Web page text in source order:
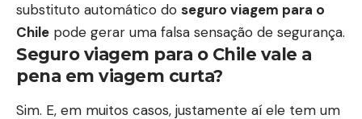
substituto automático do seguro viagem para o
Chile pode gerar uma falsa sensação de segurança.
Seguro viagem para o Chile vale a
pena em viagem curta?
Sim. E, em muitos casos, justamente aí ele tem um